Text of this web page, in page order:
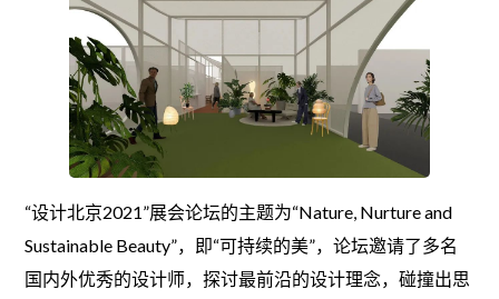
“设计北京2021”展会论坛的主题为“Nature, Nurture and
Sustainable Beauty”，即“可持续的美”，论坛邀请了多名
国内外优秀的设计师，探讨最前沿的设计理念，碰撞出思